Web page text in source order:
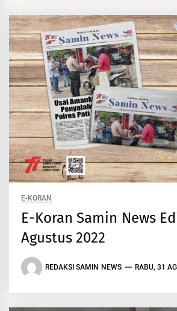
E-KORAN
E-Koran Samin News
Agustus 2022
REDAKSI SAMIN NEWS RABU, 31